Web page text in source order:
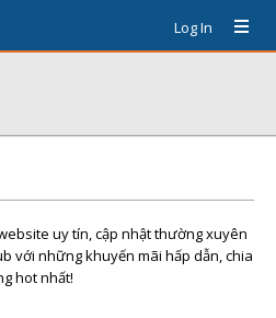
Log In
uy tín, cập nhật thường xuyên
với những khuyến mãi hấp dẫn, chia
hot nhất!